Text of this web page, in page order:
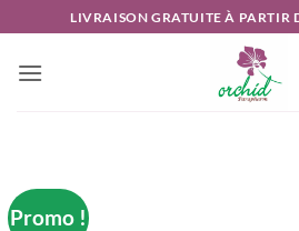
au
contenu
LIVRAISON GRATUITE À PARTIR
Promo !